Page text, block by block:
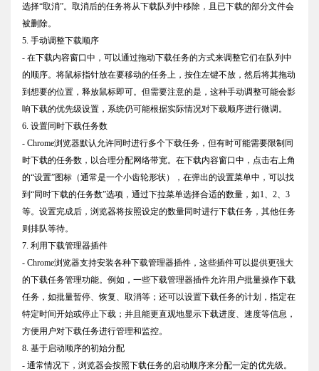
选择“取消”。取消后的任务将从下载队列中移除，且已下载的部分文件会
被删除。
5. 手动调整下载顺序
- 在下载内容窗口中，可以通过拖动下载任务的方式来调整它们在队列中
的顺序。将鼠标指针放在要移动的任务上，按住左键不放，然后将其拖动
到想要的位置，释放鼠标即可。但需要注意的是，这种手动调整可能会影
响下载的优先级设置，系统仍可能根据实际情况对下载顺序进行微调。
6. 设置同时下载任务数
- Chrome浏览器默认允许同时进行多个下载任务，但有时可能需要限制同
时下载的任务数，以合理分配网络带宽。在下载内容窗口中，点击右上角
的“设置”图标（通常是一个小齿轮形状），在弹出的设置菜单中，可以找
到“同时下载的任务数”选项，通过下拉菜单选择合适的数量，如1、2、3
等。设置完成后，浏览器将按照设定的数量同时进行下载任务，其他任务
则排队等待。
7. 利用下载管理器插件
- Chrome浏览器支持安装各种下载管理器插件，这些插件可以提供更强大
的下载任务管理功能。例如，一些下载管理器插件允许用户批量操作下载
任务，如批量暂停、恢复、取消等；还可以设置下载任务的计划，指定在
特定时间开始或停止下载；并且能更直观地显示下载进度、速度等信息，
方便用户对下载任务进行管理和监控。
8. 基于启动顺序的初始分配
- 通常情况下，浏览器会按照下载任务的启动顺序来分配一定的优先级。